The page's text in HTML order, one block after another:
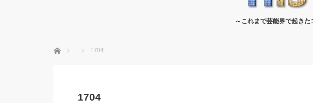
～これまで芸能界で起き
ホーム 1704
1704